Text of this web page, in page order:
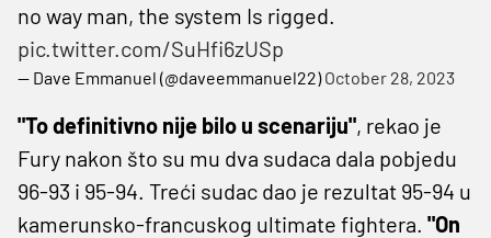
no way man, the system Is rigged.
pic.twitter.com/SuHfi6zUSp
— Dave Emmanuel (@daveemmanuel22)October 28, 2023
"To definitivno nije bilo u scenariju", rekao je
Fury nakon što su mu dva sudaca dala pobjedu
96-93 i 95-94. Treći sudac dao je rezultat 95-94 u
kamerunsko-francuskog ultimate fightera. "On